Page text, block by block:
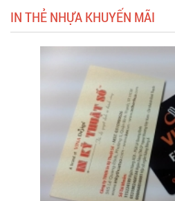
IN THẺ NHỰA KHUYẾN MÃI